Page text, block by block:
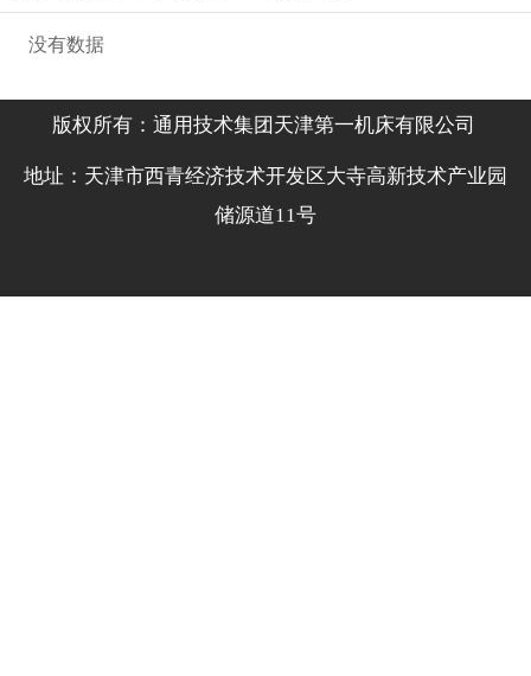
没有数据
版权所有：通用技术集团天津第一机床有限公司
地址：天津市西青经济技术开发区大寺高新技术产业园
储源道11号